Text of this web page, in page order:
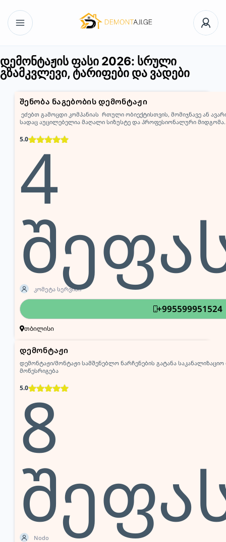
დემონტაჟის ფასი 2026: სრული
გზამკვლევი, ტარიფები და ვადები
შენობა ნაგებობის დემონტაჟი
5.0
4
+995599951524
თბილისი
კომეტა სერვისი
ეძებთ გამოცდი კომპანიას რთული ობიექტისთვის, მომიჯნავე ან
სადაც აუცილებელია მაღალი სიზუსტე და პროფესიონალური
ნაწილობრივ დემონტაჟს, ბეტონის ჭრას, კონსტრუქციების დაშლას,
გასუფთავებას. ჩვენი გუნდი წარმატებით ასრულებს როგორც
განსაკუთრებული გამოცდილება […]
დემონტაჟი
5.0
8
Nodo
დემონტაჟი/მონტაჟი სამშენებლო ნარჩენების გატანა
მოწესრიგება